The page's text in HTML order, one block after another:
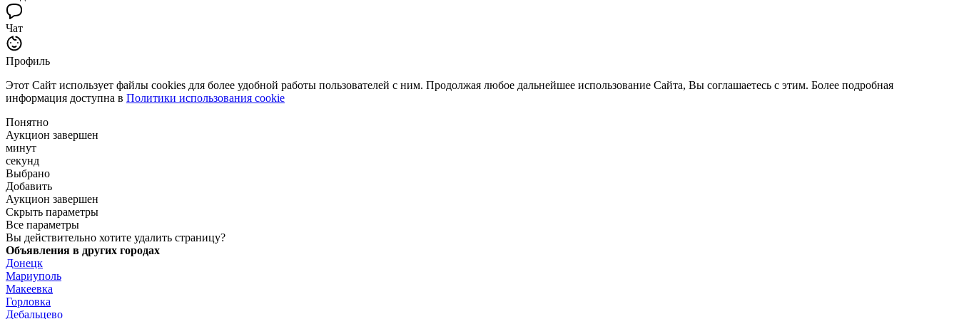
Чат
Профиль
Этот Сайт использует файлы cookies для более удобной работы пользователей с ним. Продолжая любое дальнейшее использование Сайта, Вы соглашаетесь с этим. Более подробная
информация доступна в Политики использования cookie
Понятно
Аукцион завершен
минут
секунд
Выбрано
Добавить
Аукцион завершен
Скрыть параметры
Все параметры
Вы действительно хотите удалить страницу?
Объявления в других городах
Донецк
Мариуполь
Макеевка
Горловка
Дебальцево